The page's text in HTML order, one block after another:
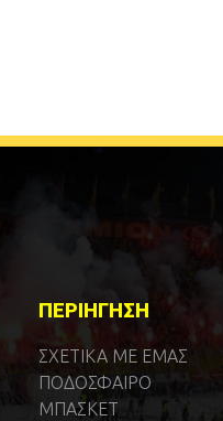
ΠΕΡΙΗΓΗΣΗ
ΣΧΕΤΙΚΑ ΜΕ ΕΜΑΣ
ΠΟΔΟΣΦΑΙΡΟ
ΜΠΑΣΚΕΤ